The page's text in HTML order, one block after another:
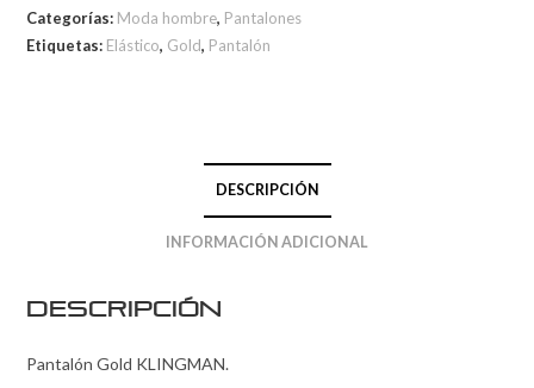
Categorías: Moda hombre, Pantalones
Etiquetas: Elástico, Gold, Pantalón
DESCRIPCIÓN
INFORMACIÓN ADICIONAL
Descripción
Pantalón Gold KLINGMAN.